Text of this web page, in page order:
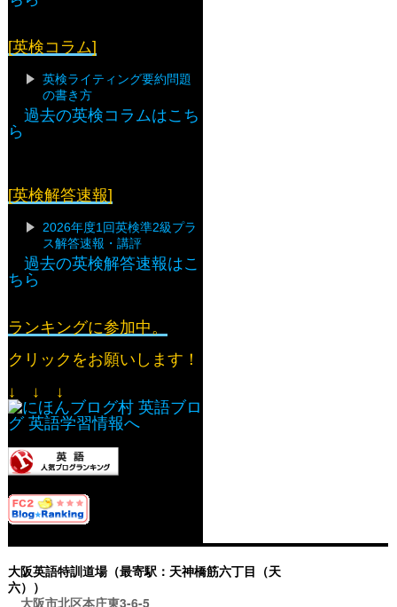
[英検コラム]
英検ライティング要約問題
の書き方
過去の英検コラムはこち
ら
[英検解答速報]
2026年度1回英検準2級プラ
ス解答速報・講評
過去の英検解答速報はこ
ちら
ランキングに参加中。
クリックをお願いします！
↓ ↓ ↓
大阪英語特訓道場（最寄駅：天神橋筋六丁目（天
六））
大阪市北区本庄東3-6-5